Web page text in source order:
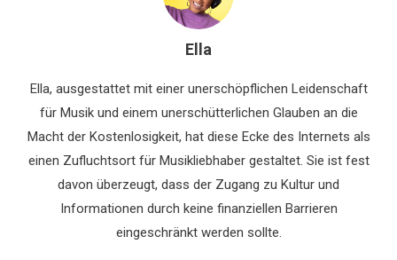
Ella
Ella, ausgestattet mit einer unerschöpflichen Leidenschaft
für Musik und einem unerschütterlichen Glauben an die
Macht der Kostenlosigkeit, hat diese Ecke des Internets als
einen Zufluchtsort für Musikliebhaber gestaltet. Sie ist fest
davon überzeugt, dass der Zugang zu Kultur und
Informationen durch keine finanziellen Barrieren
eingeschränkt werden sollte.